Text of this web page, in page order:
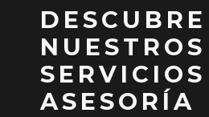
DESCUBRE
NUESTROS
ASESORÍA